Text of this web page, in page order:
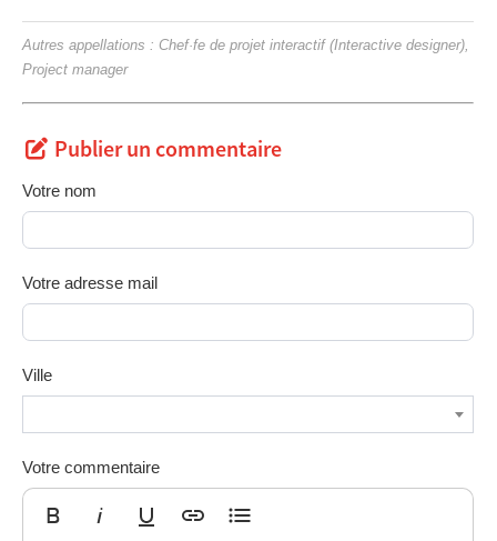
Autres appellations : Chef·fe de projet interactif (Interactive designer),
Project manager
Publier un commentaire
Votre nom
Votre adresse mail
Ville
Votre commentaire